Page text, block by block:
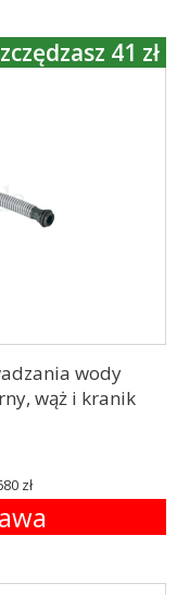
wody
wąż i kranik
zł
41 zł